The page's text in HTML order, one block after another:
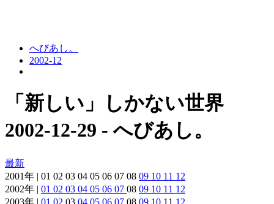
へびあし。
2002-12
「新しい」しかない世界
2002-12-29 - へびあし。
最新
2001年 | 01 02 03 04 05 06 07 08 09 10 11 12
2002年 | 01 02 03 04 05 06 07 08 09 10 11 12
2003年 | 01 02 03 04 05 06 07 08 09 10 11 12